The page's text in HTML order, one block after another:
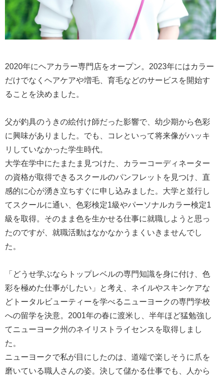
2020年にヘアカラー専門店をオープン。2023年にはカラー
だけでなくヘアケアや増毛、育毛などのサービスを開始す
ることを決めました。
父が釣具のうきの絵付け師だった影響で、幼少期から色彩
に興味がありました。でも、コレといって将来像がハッキ
リしていなかった学生時代。
大学在学中にたまたま見つけた、カラーコーディネーター
の資格が取得できるスクールのパンフレットを見つけ、直
感的に心が湧き立ちすぐに申し込みました。大学と並行し
てスクールに通い、色彩検定1級やパーソナルカラー検定1
級を取得。そのまま色を生かせる仕事に就職しようと思っ
たのですが、就職活動はなかなかうまくいきませんでし
た。
「どうせ学ぶならトップレベルの専門知識を身に付け、色
彩を極めた仕事がしたい」と考え、ネイルやスキンケアな
どトータルビューティーを学べるニューヨークの専門学校
への留学を決意。2001年の春に渡米し、半年ほど猛勉強し
てニューヨーク州のネイリストライセンスを取得しまし
た。
ニューヨークで私が目にしたのは、道端で楽しそうに爪を
磨いている職人さんの姿。決して儲かる仕事でも、人から